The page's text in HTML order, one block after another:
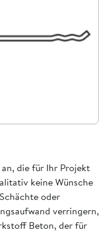
die für Ihr Projekt
keine Wünsche
oder
verringern,
Beton, der für